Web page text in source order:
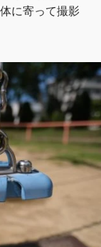
に寄って撮影